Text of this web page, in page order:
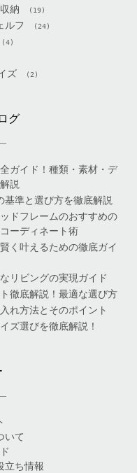
納 (19)
ルフ (24)
(4)
ズ (2)
グ
ガイド！種類・素材・デ
説
基準と選び方を徹底解説
ドフレームのおすすめの
ーディネート術
く叶えるための徹底ガイ
リビングの実現ガイド
徹底解説！最適な選び方
れ方法とそのポイント
ズ選びを徹底解説！
いて
立ち情報